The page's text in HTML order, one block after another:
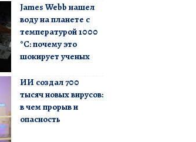
James Webb нашел
воду на планете с
температурой 1000
°C: почему это
шокирует ученых
ИИ создал 700
тысяч новых вирусов:
в чем прорыв и
опасность